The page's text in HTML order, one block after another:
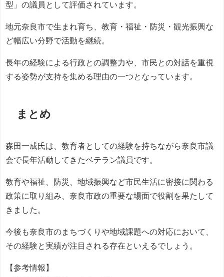
型」の議員として評価されています。
地元奈良市で生まれ育ち、教育・福祉・防災・観光振興な
ど幅広い分野で活動を継続。
長年の経験による行政との調整力や、市民との対話を重視
する姿勢が支持を集める理由の一つとなっています。
まとめ
森田一成氏は、教育者としての経験を持ちながら奈良市議
会で長年活動してきたベテラン議員です。
教育や福祉、防災、地域振興など市民生活に密接に関わる
政策に取り組み、奈良市政の重要な場面で役割を果たして
きました。
今後も奈良市のまちづくりや地域課題への対応において、
その経験と実績が注目される存在といえるでしょう。
【参考情報】